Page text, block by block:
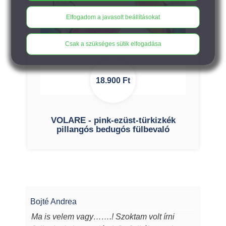
18.900 Ft
VOLARE - pink-ezüst-türkizkék
pillangós bedugós fülbevaló
Bojté Andrea
Ma is velem vagy…….! Szoktam volt írni
Elfogadom a javasolt beállításokat
Csak a szükséges sütik elfogadása